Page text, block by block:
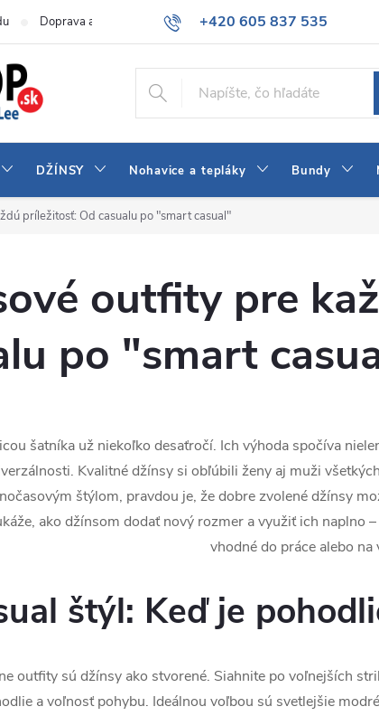
+420 605 837 535
info@jeans-shop.sk
Doprava a platba Všeobecné obchodné podmienky
DŽÍNSY Nohavice a tepláky Bundy
príležitosť: Od casualu po "smart casual"
outfity pre
po "smart
šatníka už niekoľko desaťročí. Ich výhoda spočíva
Kvalitné džínsy si obľúbili ženy aj muži
štýlom, pravdou je, že dobre zvolené džínsy
ako džínsom dodať nový rozmer a využiť ich naplno
vhodné do práce alebo na
štýl: Keď je
outfity sú džínsy ako stvorené. Siahnite po voľnejších
a voľnosť pohybu. Ideálnou voľbou sú svetlejšie